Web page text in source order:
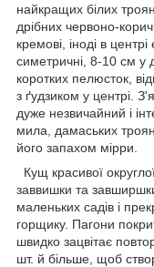
найкращих білих
дрібних червоно-
кремові, іноді в
симетричні, 8-10 см у
коротких пелюсток,
з ґудзиком у центрі.
дуже незвичайний і
мила, дамаських
його запахом мірри.
Кущ красивої
заввишки та
маленьких садів і
горщику. Пагони
швидко зацвітає
шт. й більше, щоб